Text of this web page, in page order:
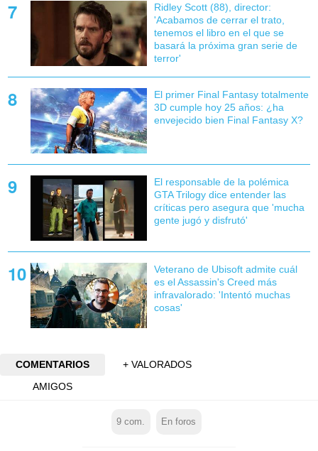
Ridley Scott (88), director:
'Acabamos de cerrar el trato,
tenemos el libro en el que se
basará la próxima gran serie de
terror'
El primer Final Fantasy totalmente
3D cumple hoy 25 años: ¿ha
envejecido bien Final Fantasy X?
El responsable de la polémica
GTA Trilogy dice entender las
críticas pero asegura que 'mucha
gente jugó y disfrutó'
Veterano de Ubisoft admite cuál
es el Assassin's Creed más
infravalorado: 'Intentó muchas
cosas'
COMENTARIOS
+ VALORADOS
AMIGOS
9 com. En foros